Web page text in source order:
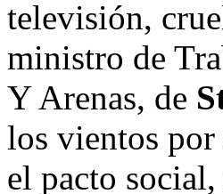
televisión,
ministro de
Y Arenas, de
los vientos por
el pacto